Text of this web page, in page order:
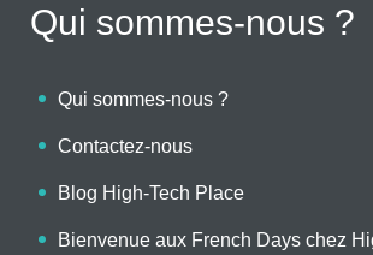
Qui sommes-nous ?
Qui sommes-nous ?
Contactez-nous
Blog High-Tech Place
Bienvenue aux French Days chez